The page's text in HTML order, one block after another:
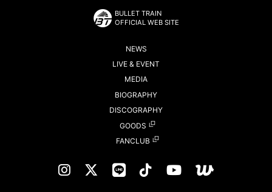
BULLET TRAIN
OFFICIAL WEB SITE
NEWS
LIVE & EVENT
MEDIA
BIOGRAPHY
DISCOGRAPHY
GOODS
FANCLUB